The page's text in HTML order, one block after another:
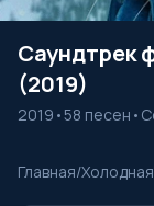
Саундтрек
(2019)
2019 •58 песен •
Главная/